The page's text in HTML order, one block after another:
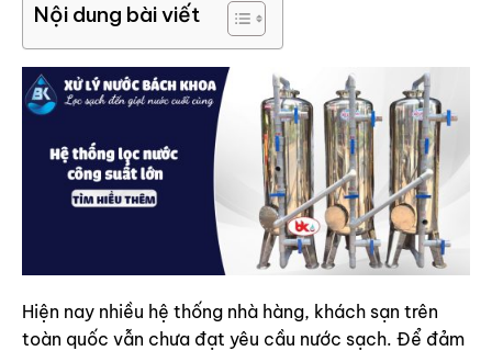
Nội dung bài viết
Hiện nay nhiều hệ thống nhà hàng, khách sạn trên
toàn quốc vẫn chưa đạt yêu cầu nước sạch. Để đảm